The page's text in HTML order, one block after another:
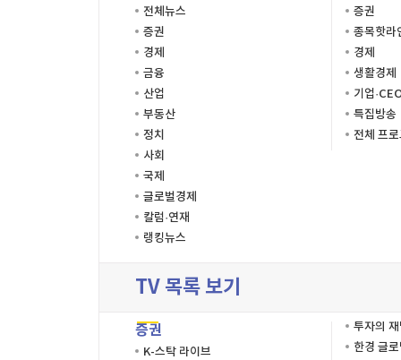
전체뉴스
증권
경제
금융
산업
부동산
정치
사회
국제
글로벌경제
칼럼·연재
랭킹뉴스
증권
종목핫라
경제
생활경제
기업
특집방송
전체 프
TV 목록 보기
증권
K-스탁 라이브
투자의
한경 글